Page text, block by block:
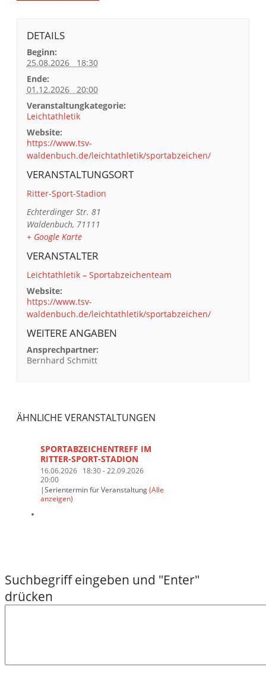
DETAILS
Beginn:
25.08.2026 18:30
Ende:
01.12.2026 20:00
Veranstaltungkategorie:
Leichtathletik
Website:
https://www.tsv-
waldenbuch.de/leichtathletik/sportabzeichen/
VERANSTALTUNGSORT
Ritter-Sport-Stadion
Echterdinger Str. 81
Waldenbuch, 71111
+ Google Karte
VERANSTALTER
Leichtathletik – Sportabzeichenteam
Website:
https://www.tsv-
waldenbuch.de/leichtathletik/sportabzeichen/
WEITERE ANGABEN
Ansprechpartner:
Bernhard Schmitt
ÄHNLICHE VERANSTALTUNGEN
SPORTABZEICHENTREFF IM
RITTER-SPORT-STADION
16.06.2026 18:30-22.09.2026
20:00
|Serientermin für Veranstaltung(Alle
anzeigen)